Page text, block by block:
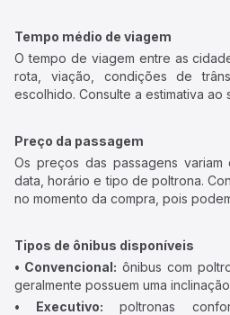
Tempo médio de viagem
O tempo de viagem entre as
rota, viação, condições de
escolhido. Consulte a estimativa ao
Preço da passagem
Os preços das passagens
data, horário e tipo de poltrona.
no momento da compra, pois
Tipos de ônibus disponíveis
• Convencional: ônibus com
geralmente possuem uma
• Executivo: poltronas